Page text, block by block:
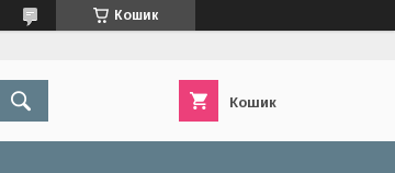
Кошик
Кошик